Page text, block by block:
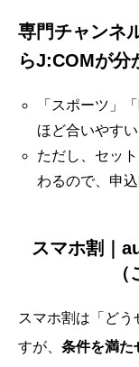
専門チャンネ
らJ:COMが分
「スポーツ」
ほど合いやすい
ただし、セッ
わるので、申
スマホ割｜
スマホ割は「ど
すが、 条件を満た